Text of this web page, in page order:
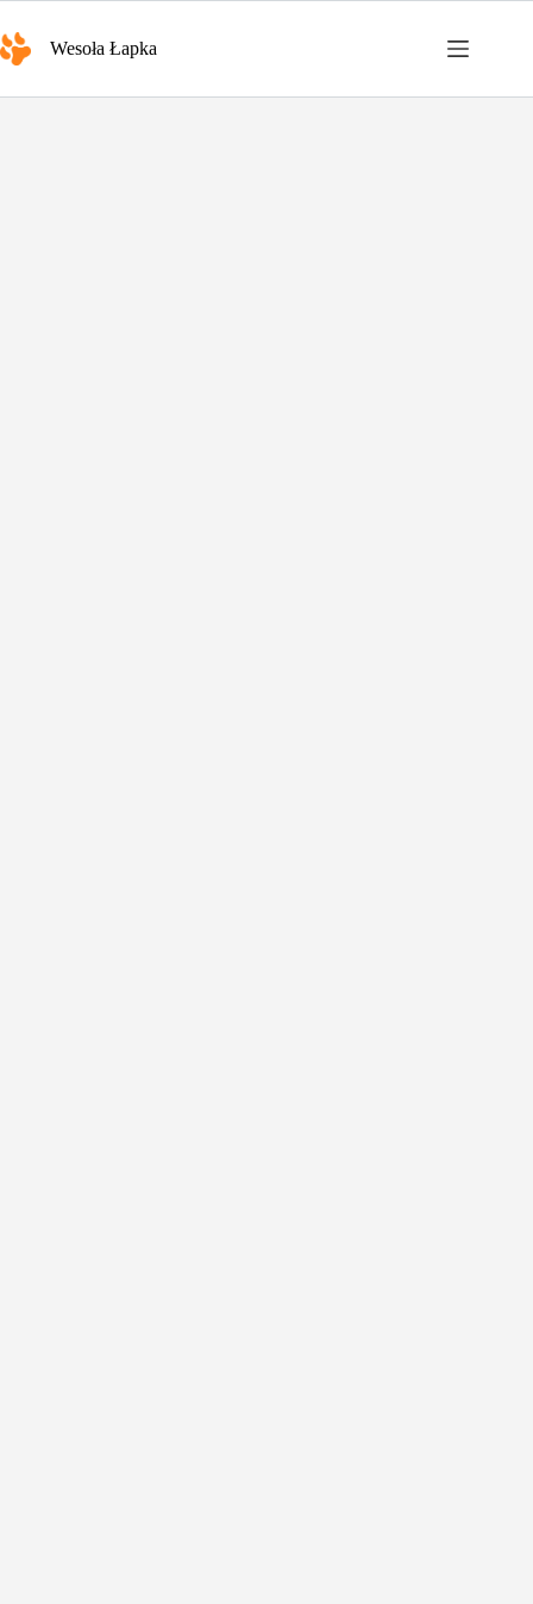
do
treści
Wesoła Łapka